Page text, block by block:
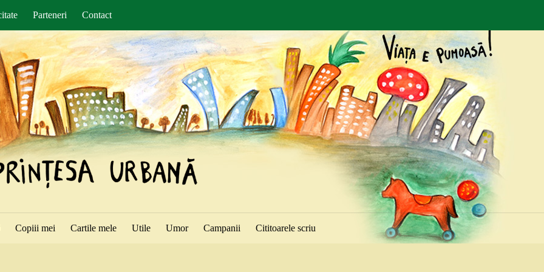
Parteneri Contact
Copiii mei Cartile mele Utile Umor Campanii Cititoarele scriu